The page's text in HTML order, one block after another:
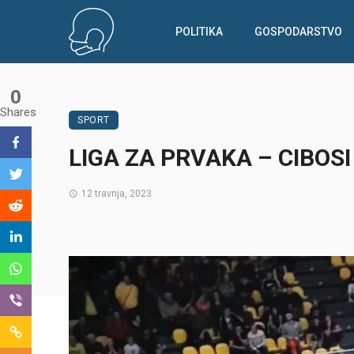
POLITIKA GOSPODARSTVO
SPORT
LIGA ZA PRVAKA –
12 travnja, 2023
0
Shares